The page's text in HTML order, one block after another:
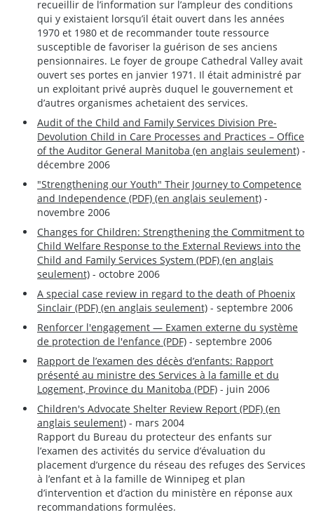
recueillir de l’information sur l’ampleur des conditions
qui y existaient lorsqu’il était ouvert dans les années
1970 et 1980 et de recommander toute ressource
susceptible de favoriser la guérison de ses anciens
pensionnaires. Le foyer de groupe Cathedral Valley avait
ouvert ses portes en janvier 1971. Il était administré par
un exploitant privé auprès duquel le gouvernement et
d’autres organismes achetaient des services.
Audit of the Child and Family Services Division Pre-
Devolution Child in Care Processes and Practices – Office
of the Auditor General Manitoba (en anglais seulement) -
décembre 2006
"Strengthening our Youth" Their Journey to Competence
and Independence (PDF) (en anglais seulement) -
novembre 2006
Changes for Children: Strengthening the Commitment to
Child Welfare Response to the External Reviews into the
Child and Family Services System (PDF) (en anglais
seulement) - octobre 2006
A special case review in regard to the death of Phoenix
Sinclair (PDF) (en anglais seulement) - septembre 2006
Renforcer l'engagement — Examen externe du système
de protection de l'enfance (PDF) - septembre 2006
Rapport de l’examen des décès d’enfants: Rapport
présenté au ministre des Services à la famille et du
Logement, Province du Manitoba (PDF) - juin 2006
Children's Advocate Shelter Review Report (PDF) (en
anglais seulement) - mars 2004
Rapport du Bureau du protecteur des enfants sur
l’examen des activités du service d’évaluation du
placement d’urgence du réseau des refuges des Services
à l’enfant et à la famille de Winnipeg et plan
d’intervention et d’action du ministère en réponse aux
recommandations formulées.